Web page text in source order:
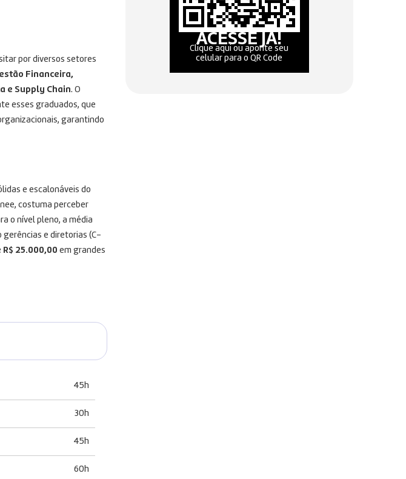
por diversos setores
Financeira,
e Supply Chain. O
esses graduados, que
garantindo
e escalonáveis do
costuma perceber
o nível pleno, a média
gerências e diretorias (C-
R$ 25.000,00 em grandes
45h
30h
45h
60h
ACESSE JÁ!
Clique aqui ou aponte seu
celular para o QR Code